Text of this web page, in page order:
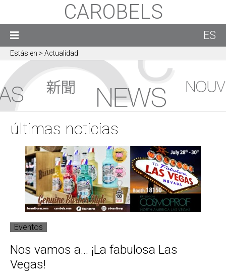
CAROBELS
ES
Estás en > Actualidad
últimas noticias
Eventos
Nos vamos a... ¡La fabulosa Las
Vegas!